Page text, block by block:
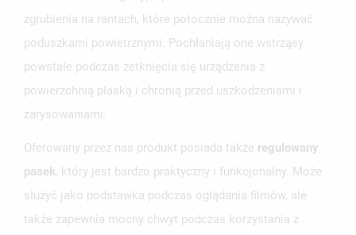
zgrubienia na rantach, które potocznie można nazywać
poduszkami powietrznymi. Pochłaniają one wstrząsy
powstałe podczas zetknięcia się urządzenia z
powierzchnią płaską i chronią przed uszkodzeniami i
zarysowaniami.
Oferowany przez nas produkt posiada także regulowany
pasek, który jest bardzo praktyczny i funkcjonalny. Może
służyć jako podstawka podczas oglądania filmów, ale
także zapewnia mocny chwyt podczas korzystania z
add_circle_outlineUTWÓRZ NOWĄ LISTĘ
ANULUJ UTWÓRZ LISTĘ ŻYCZEŃ
ANULUJ ZALOGUJ SIĘ